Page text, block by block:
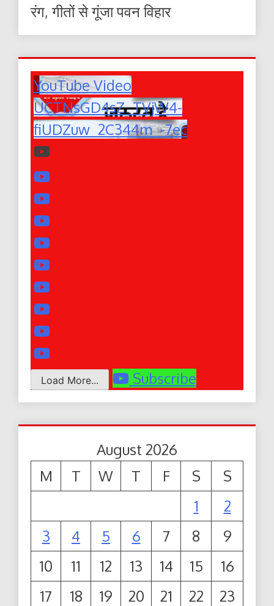
रंग, गीतों से गूंजा पवन विहार
YouTube Video
UCTNsGD4sZ_TVjW4-
fiUDZuw_2C344m_-7ec
Load More... Subscribe
August 2026
M
T W T F S
S
1
2
3
4 5 6 7 8
9
10
11 12 13 14 15
16
17
18 19 20 21 22
23